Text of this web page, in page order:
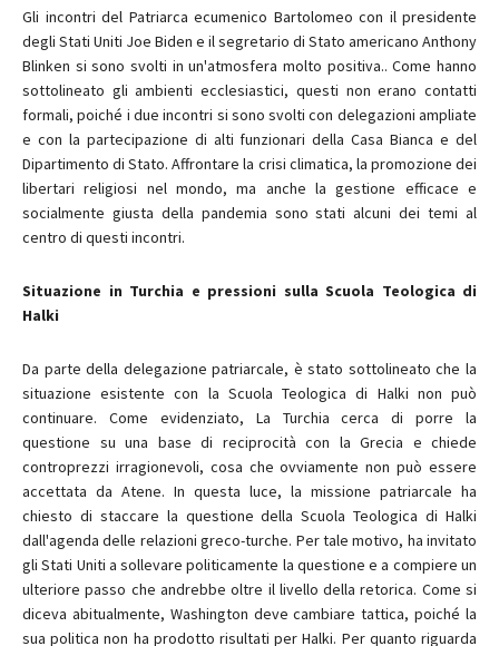
Gli incontri del Patriarca ecumenico Bartolomeo con il presidente
degli Stati Uniti Joe Biden e il segretario di Stato americano Anthony
Blinken si sono svolti in un'atmosfera molto positiva.. Come hanno
sottolineato gli ambienti ecclesiastici, questi non erano contatti
formali, poiché i due incontri si sono svolti con delegazioni ampliate
e con la partecipazione di alti funzionari della Casa Bianca e del
Dipartimento di Stato. Affrontare la crisi climatica, la promozione dei
libertari religiosi nel mondo, ma anche la gestione efficace e
socialmente giusta della pandemia sono stati alcuni dei temi al
centro di questi incontri.
Situazione in Turchia e pressioni sulla Scuola Teologica di
Halki
Da parte della delegazione patriarcale, è stato sottolineato che la
situazione esistente con la Scuola Teologica di Halki non può
continuare. Come evidenziato, La Turchia cerca di porre la
questione su una base di reciprocità con la Grecia e chiede
controprezzi irragionevoli, cosa che ovviamente non può essere
accettata da Atene. In questa luce, la missione patriarcale ha
chiesto di staccare la questione della Scuola Teologica di Halki
dall'agenda delle relazioni greco-turche. Per tale motivo, ha invitato
gli Stati Uniti a sollevare politicamente la questione e a compiere un
ulteriore passo che andrebbe oltre il livello della retorica. Come si
diceva abitualmente, Washington deve cambiare tattica, poiché la
sua politica non ha prodotto risultati per Halki. Per quanto riguarda